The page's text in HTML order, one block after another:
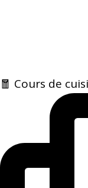
🧧 Cours de